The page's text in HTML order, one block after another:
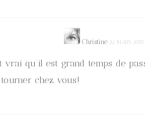
Christine 22 MARS
vrai qu’il est grand temps de
chez vous!